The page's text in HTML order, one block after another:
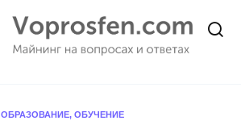
ОБРАЗОВАНИЕ, ОБУЧЕНИЕ